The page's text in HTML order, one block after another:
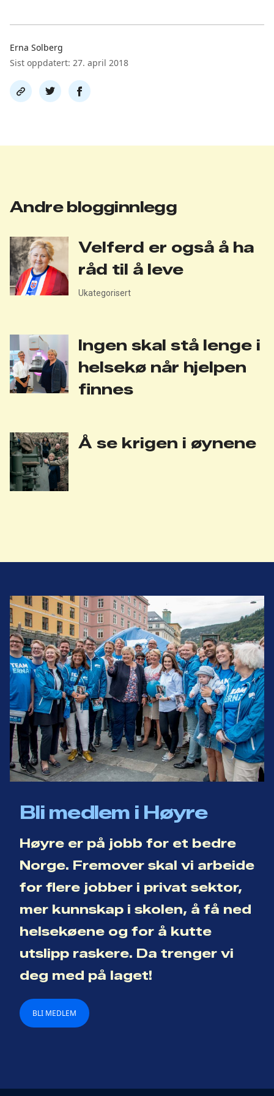
Erna Solberg
Sist oppdatert: 27. april 2018
Del
link
Del
på
Del
på
Andre blogginnlegg
Velferd er også å ha
råd til å leve
Ukategorisert
Ingen skal stå lenge i
helsekø når hjelpen
finnes
Å se krigen i øynene
Bli medlem i Høyre
Høyre er på jobb for et bedre
Norge. Fremover skal vi arbeide
for flere jobber i privat sektor,
mer kunnskap i skolen, å få ned
helsekøene og for å kutte
utslipp raskere. Da trenger vi
deg med på laget!
BLI MEDLEM